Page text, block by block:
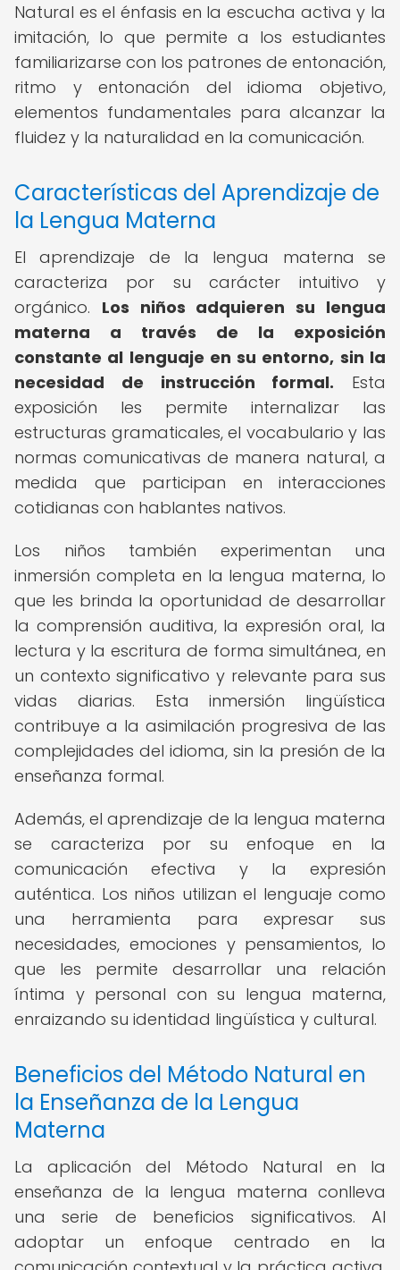
Natural es el énfasis en la escucha activa y la
imitación, lo que permite a los estudiantes
familiarizarse con los patrones de entonación,
ritmo y entonación del idioma objetivo,
elementos fundamentales para alcanzar la
fluidez y la naturalidad en la comunicación.
Características del Aprendizaje de
la Lengua Materna
El aprendizaje de la lengua materna se
caracteriza por su carácter intuitivo y
orgánico. Los niños adquieren su lengua
materna a través de la exposición
constante al lenguaje en su entorno, sin la
necesidad de instrucción formal. Esta
exposición les permite internalizar las
estructuras gramaticales, el vocabulario y las
normas comunicativas de manera natural, a
medida que participan en interacciones
cotidianas con hablantes nativos.
Los niños también experimentan una
inmersión completa en la lengua materna, lo
que les brinda la oportunidad de desarrollar
la comprensión auditiva, la expresión oral, la
lectura y la escritura de forma simultánea, en
un contexto significativo y relevante para sus
vidas diarias. Esta inmersión lingüística
contribuye a la asimilación progresiva de las
complejidades del idioma, sin la presión de la
enseñanza formal.
Además, el aprendizaje de la lengua materna
se caracteriza por su enfoque en la
comunicación efectiva y la expresión
auténtica. Los niños utilizan el lenguaje como
una herramienta para expresar sus
necesidades, emociones y pensamientos, lo
que les permite desarrollar una relación
íntima y personal con su lengua materna,
enraizando su identidad lingüística y cultural.
Beneficios del Método Natural en
la Enseñanza de la Lengua
Materna
La aplicación del Método Natural en la
enseñanza de la lengua materna conlleva
una serie de beneficios significativos. Al
adoptar un enfoque centrado en la